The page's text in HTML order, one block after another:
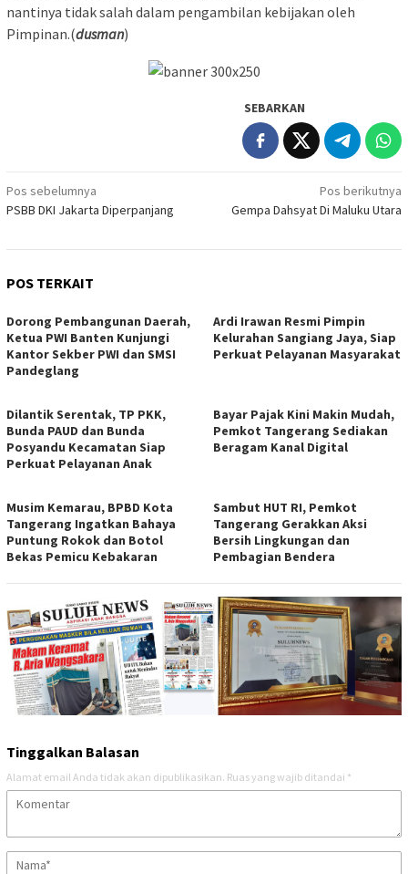
nantinya tidak salah dalam pengambilan kebijakan oleh
Pimpinan.(dusman)
SEBARKAN
Navigasi
pos
Pos sebelumnya
PSBB DKI Jakarta Diperpanjang
Pos berikutnya
Gempa Dahsyat Di Maluku Utara
POS TERKAIT
Dorong Pembangunan Daerah,
Ketua PWI Banten Kunjungi
Kantor Sekber PWI dan SMSI
Pandeglang
Ardi Irawan Resmi Pimpin
Kelurahan Sangiang Jaya, Siap
Perkuat Pelayanan Masyarakat
Dilantik Serentak, TP PKK,
Bunda PAUD dan Bunda
Posyandu Kecamatan Siap
Perkuat Pelayanan Anak
Bayar Pajak Kini Makin Mudah,
Pemkot Tangerang Sediakan
Beragam Kanal Digital
Musim Kemarau, BPBD Kota
Tangerang Ingatkan Bahaya
Puntung Rokok dan Botol
Bekas Pemicu Kebakaran
Sambut HUT RI, Pemkot
Tangerang Gerakkan Aksi
Bersih Lingkungan dan
Pembagian Bendera
Tinggalkan Balasan
Alamat email Anda tidak akan dipublikasikan. Ruas yang wajib ditandai *